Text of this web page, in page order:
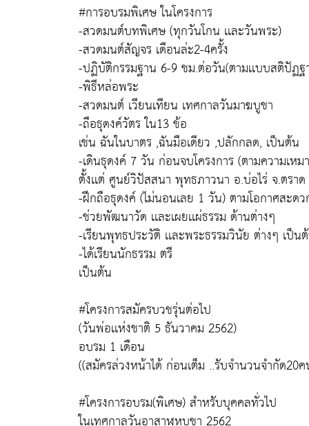
#การอบรมพิเศษ ในโครงการ
-สวดมนต์บทพิเศษ (ทุกวันโกน เเละวันพระ)
-สวดมนต์สัญจร เดือนล่ะ2-4ครั้ง
-ปฏิบัติกรรมฐาน 6-9 ชม.ต่อวัน(ตามเเบบสติปัฏ
-พิธีหล่อพระ
-สวดมนต์ เวียนเทียน เทศกาลวันมาฆบูชา
-ถือธุดงค์วัตร ใน13 ข้อ
เช่น ฉันในบาตร ,ฉันมือเดียว ,ปลักกลด, เป็นต้น
-เดินธุดงค์ 7 วัน ก่อนจบโครงการ (ตามความเหม
ตั้งเเต่ ศูนย์วิปัสสนา พุทธภาวนา อ.บ่อไร่ จ.ตราด
-ฝึกถือธุดงค์ (ไม่นอนเลย 1 วัน) ตามโอกาศสะด
-ช่วยพัฒนาวัด เเละเผยเเผ่ธรรม ด้านต่างๆ
-เรียนพุทธประวัติ เเละพระธรรมวินัย ต่างๆ เป็น
-ได้เรียนนักธรรม ตรี
เป็นต้น
#โครงการสมัครบวชรุ่นต่อไป
(วันพ่อเเห่งชาติ 5 ธันวาคม 2562)
อบรม 1 เดือน
((สมัครล่วงหน้าได้ ก่อนเต็ม ..รับจำนวนจำกัด20
#โครงการอบรม(พิเศษ) สำหรับบุคคลทั่วไป
ในเทศกาลวันอาสาฬหบูชา 2562